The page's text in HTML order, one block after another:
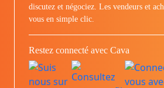
discutez et négociez. Les vendeurs et
vous en simple clic.
Restez connecté avec Cava